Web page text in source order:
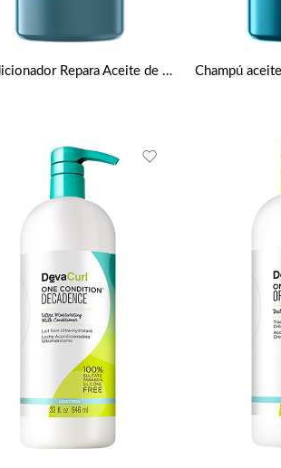
Acondicionador Repara Aceite de argán de marruecos bío de Herbal Essences 400 ml